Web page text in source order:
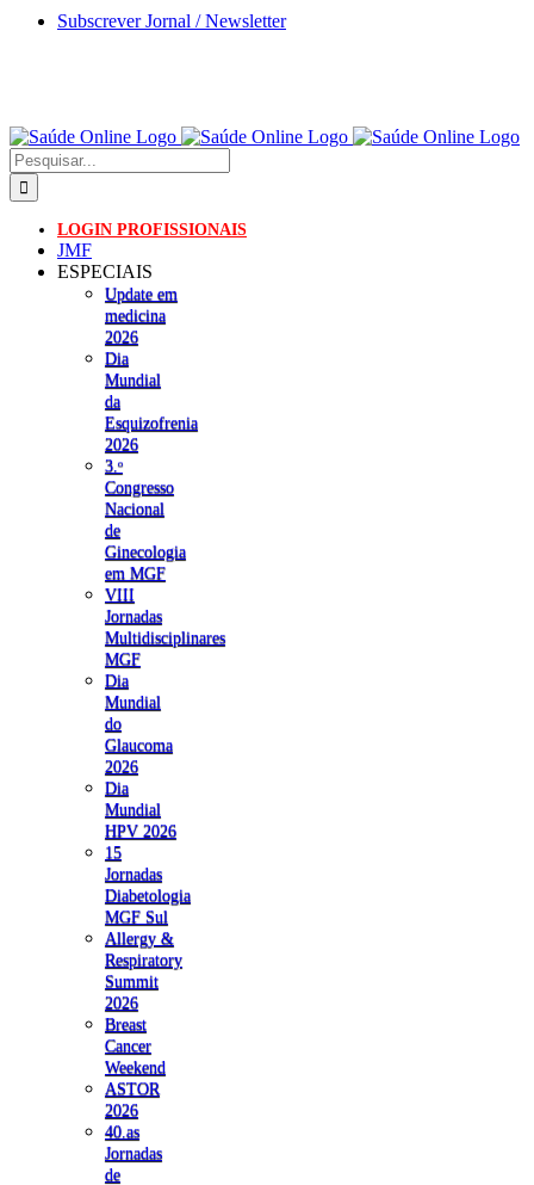
Skip
Subscrever Jornal / Newsletter
Pesquisar
LOGIN PROFISSIONAIS
JMF
ESPECIAIS
Update em
medicina
2026
Dia
Mundial
da
Esquizofrenia
2026
3.ᵒ
Congresso
Nacional
de
Ginecologia
em MGF
VIII
Jornadas
Multidisciplinares
MGF
Dia
Mundial
do
Glaucoma
2026
Dia
Mundial
HPV 2026
15
Jornadas
Diabetologia
MGF Sul
Allergy &
Respiratory
Summit
2026
Breast
Cancer
Weekend
ASTOR
2026
40.as
Jornadas
de